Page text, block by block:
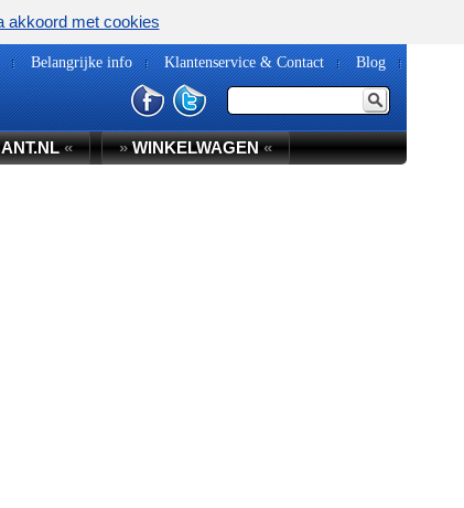
Belangrijke info Klantenservice & Contact Blog
« »WINKELWAGEN«
akkoord met cookies